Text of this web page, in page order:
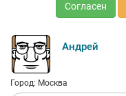
Согласен
Андрей
Город: Москва